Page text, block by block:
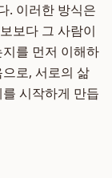
. 이러한 방식은
보다 그 사람이
를 먼저 이해하
로, 서로의 삶
시작하게 만듭